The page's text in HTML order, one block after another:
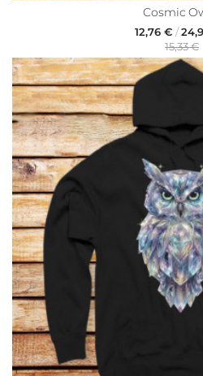
Cosmic
12,76 € /
15,33 €